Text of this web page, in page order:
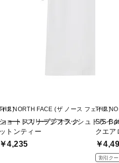
ス)
ートスリーブジオスク
NORTH FACE (ザ ノース フェイス)
ョートスリーブフラッシュドライ
ットンティー
￥4,235
THE
S/S
クエア
￥
割引ク